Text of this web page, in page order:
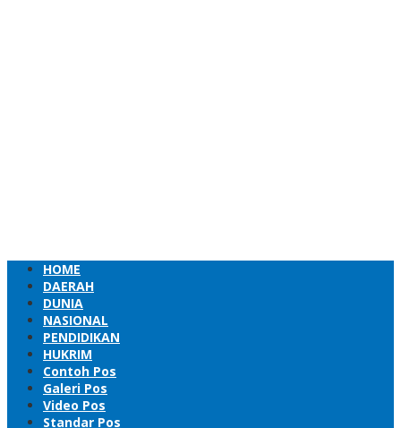
HOME
DAERAH
DUNIA
NASIONAL
PENDIDIKAN
HUKRIM
Contoh Pos
Galeri Pos
Video Pos
Standar Pos